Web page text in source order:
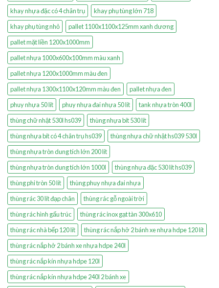
khay nhựa đặc có 4 chân trụ
khay phụ tùng lớn 718
khay phụ tùng nhỏ
pallet 1100x1100x125mm xanh dương
pallet mặt liền 1200x1000mm
pallet nhựa 1000x600x100mm màu xanh
pallet nhựa 1200x1000mm màu đen
pallet nhựa 1300x1100x120mm màu đen
pallet nhựa đen
phuy nhựa 50 lít
phuy nhựa đai nhựa 50 lít
tank nhựa tròn 400l
thùng chữ nhật 530l hs039
thùng nhựa bít 530 lít
thùng nhựa bít có 4 chân trụ hs039
thùng nhựa chữ nhật hs039 530l
thùng nhựa tròn dung tích lớn 200 lít
thùng nhựa tròn dung tích lớn 1000l
thùng nhựa đặc 530 lít hs039
thùng phi tròn 50 lít
thùng phuy nhựa đai nhựa
thùng rác 30 lít đạp chân
thùng rác gỗ ngoài trời
thùng rác hình gấu trúc
thùng rác inox gạt tàn 300x610
thùng rác nhà bếp 120 lít
thùng rác nắp hở 2 bánh xe nhựa hdpe 120 lít
thùng rác nắp hở 2 bánh xe nhựa hdpe 240l
thùng rác nắp kín nhựa hdpe 120l
thùng rác nắp kín nhựa hdpe 240l 2 bánh xe